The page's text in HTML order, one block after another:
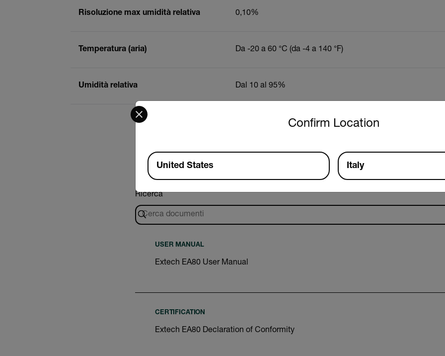
Risoluzione max umidità relativa 0,10%
Temperatura (aria) Da -20 a 60 °C (da -4 a 140 °F)
Umidità relativa Dal 10 al 95%
Software e firmware
Ricerca
USER MANUAL
Extech EA80 User Manual
CERTIFICATION
Extech EA80 Declaration of Conformity
Confirm Location
Select your preferred country and language from the options below to access the
Available Locations
United States Italy